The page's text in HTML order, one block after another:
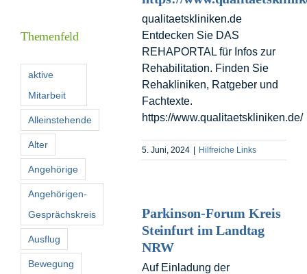
Suche
qualitaetskliniken.de
Entdecken Sie DAS
REHAPORTAL für Infos zur
Rehabilitation. Finden Sie
Rehakliniken, Ratgeber und
Fachtexte.
https://www.qualitaetskliniken.de/
5. Juni, 2024 Hilfreiche Links
Parkinson-Forum Kreis
Steinfurt im Landtag
NRW
Auf Einladung der
Themenfeld
aktive
Mitarbeit
Alleinstehende
Alter
Angehörige
Angehörigen-
Gesprächskreis
Ausflug
Bewegung